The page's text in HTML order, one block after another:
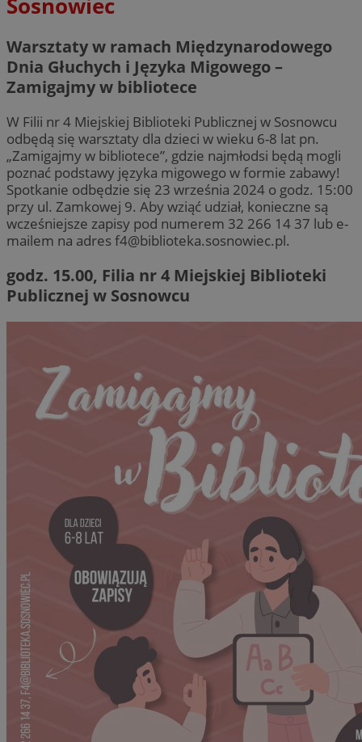
Sosnowiec
Warsztaty w ramach Międzynarodowego
Dnia Głuchych i Języka Migowego –
Zamigajmy w bibliotece
W Filii nr 4 Miejskiej Biblioteki Publicznej w Sosnowcu
odbędą się warsztaty dla dzieci w wieku 6-8 lat pn.
„Zamigajmy w bibliotece”, gdzie najmłodsi będą mogli
poznać podstawy języka migowego w formie zabawy!
Spotkanie odbędzie się 23 września 2024 o godz. 15:00
przy ul. Zamkowej 9. Aby wziąć udział, konieczne są
wcześniejsze zapisy pod numerem 32 266 14 37 lub e-
mailem na adresf4@biblioteka.sosnowiec.pl.
godz. 15.00, Filia nr 4 Miejskiej Biblioteki
Publicznej w Sosnowcu